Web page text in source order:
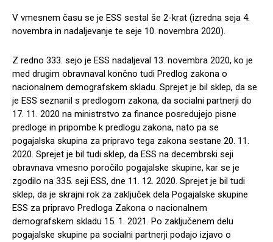
V vmesnem času se je ESS sestal še 2-krat (izredna seja 4.
novembra in nadaljevanje te seje 10. novembra 2020).
Z redno 333. sejo je ESS nadaljeval 13. novembra 2020, ko je
med drugim obravnaval končno tudi Predlog zakona o
nacionalnem demografskem skladu. Sprejet je bil sklep, da se
je ESS seznanil s predlogom zakona, da socialni partnerji do
17. 11. 2020 na ministrstvo za finance posredujejo pisne
predloge in pripombe k predlogu zakona, nato pa se
pogajalska skupina za pripravo tega zakona sestane 20. 11.
2020. Sprejet je bil tudi sklep, da ESS na decembrski seji
obravnava vmesno poročilo pogajalske skupine, kar se je
zgodilo na 335. seji ESS, dne 11. 12. 2020. Sprejet je bil tudi
sklep, da je skrajni rok za zaključek dela Pogajalske skupine
ESS za pripravo Predloga Zakona o nacionalnem
demografskem skladu 15. 1. 2021. Po zaključenem delu
pogajalske skupine pa socialni partnerji podajo izjavo o